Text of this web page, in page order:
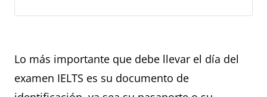
Lo más importante que debe llevar el día del
examen IELTS es su documento de